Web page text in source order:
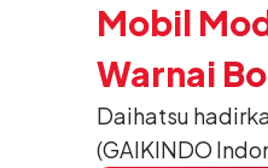
Mobil
Warnai
Daihatsu
(GAIKINDO